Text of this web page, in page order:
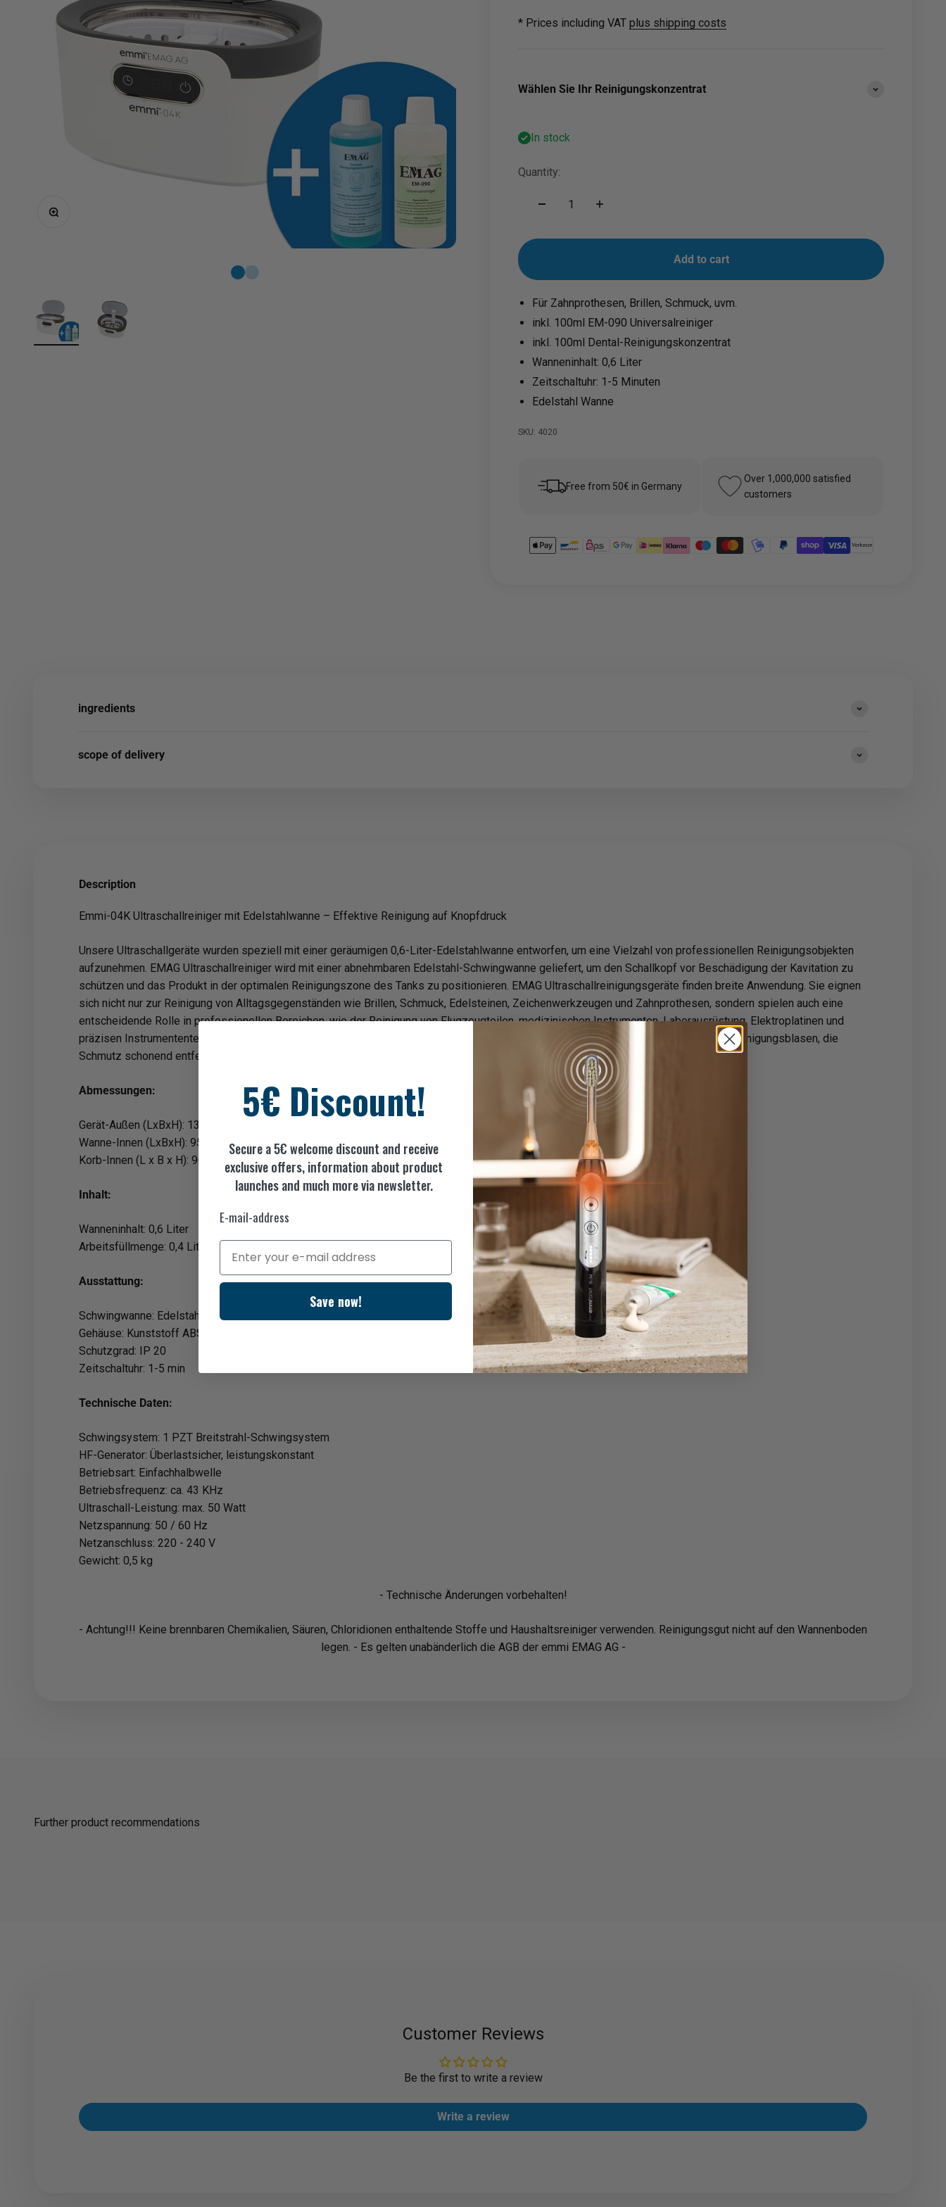
Go to item 1
Go to item 2
* Prices including VAT plus shipping costs
Wählen Sie Ihr Reinigungskonzentrat
In stock
Quantity:
Add to cart
Für Zahnprothesen, Brillen, Schmuck, uvm.
inkl. 100ml EM-090 Universalreiniger
inkl. 100ml Dental-Reinigungskonzentrat
Wanneninhalt: 0,6 Liter
Zeitschaltuhr: 1-5 Minuten
Edelstahl Wanne
SKU: 4020
Free from 50€ in Germany
Over 1,000,000 satisfied
customers
ingredients
scope of delivery
Description
Emmi-04K Ultraschallreiniger mit Edelstahlwanne – Effektive Reinigung auf Knopfdruck
Unsere Ultraschallgeräte wurden speziell mit einer geräumigen 0,6-Liter-Edelstahlwanne entworfen, um eine Vielzahl von professionellen Reinigungsobjekten
aufzunehmen. EMAG Ultraschallreiniger wird mit einer abnehmbaren Edelstahl-Schwingwanne geliefert, um den Schallkopf vor Beschädigung der Kavitation zu
schützen und das Produkt in der optimalen Reinigungszone des Tanks zu positionieren. EMAG Ultraschallreinigungsgeräte finden breite Anwendung. Sie eignen
sich nicht nur zur Reinigung von Alltagsgegenständen wie Brillen, Schmuck, Edelsteinen, Zeichenwerkzeugen und Zahnprothesen, sondern spielen auch eine
entscheidende Rolle in professionellen Bereichen, wie der Reinigung von Flugzeugteilen, medizinischen Instrumenten, Laborausrüstung, Elektroplatinen und
präzisen Instrumententeilen. Mit 43KHz Ultraschallenergie erzeugt unser Ultraschallreinigungsgerät Millionen mikroskopisch kleiner Reinigungsblasen, die
Schmutz schonend entfernen, ohne auf aggressive Chemikalien oder Scheuermittel angewiesen zu sein.
Abmessungen:
Gerät-Außen (LxBxH): 130 x 195 x 110 mm
Wanne-Innen (LxBxH): 95 x 155 x 50 mm
Korb-Innen (L x B x H): 90 x 150 x 40 mm
Inhalt:
Wanneninhalt: 0,6 Liter
Arbeitsfüllmenge: 0,4 Liter
Ausstattung:
Schwingwanne: Edelstahl 1.4301
Gehäuse: Kunststoff ABS
Schutzgrad: IP 20
Zeitschaltuhr: 1-5 min
Technische Daten:
Schwingsystem: 1 PZT Breitstrahl-Schwingsystem
HF-Generator: Überlastsicher, leistungskonstant
Betriebsart: Einfachhalbwelle
Betriebsfrequenz: ca. 43 KHz
Ultraschall-Leistung: max. 50 Watt
Netzspannung: 50 / 60 Hz
Netzanschluss: 220 - 240 V
Gewicht: 0,5 kg
- Technische Änderungen vorbehalten!
- Achtung!!! Keine brennbaren Chemikalien, Säuren, Chloridionen enthaltende Stoffe und Haushaltsreiniger verwenden. Reinigungsgut nicht auf den Wannenboden
legen. - Es gelten unabänderlich die AGB der emmi EMAG AG -
Customer Reviews
Be the first to write a review
Write a review
5€ Discount!
Secure a 5€ welcome discount and receive
exclusive offers, information about product
launches and much more via newsletter.
E-mail-address
Email
Save now!